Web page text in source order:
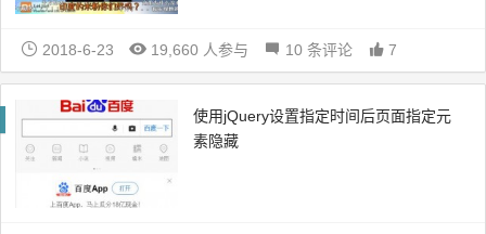
2018-6-23 19,660 人参与 10 条评论 7
使用jQuery设置指定时间后页面指定元
素隐藏